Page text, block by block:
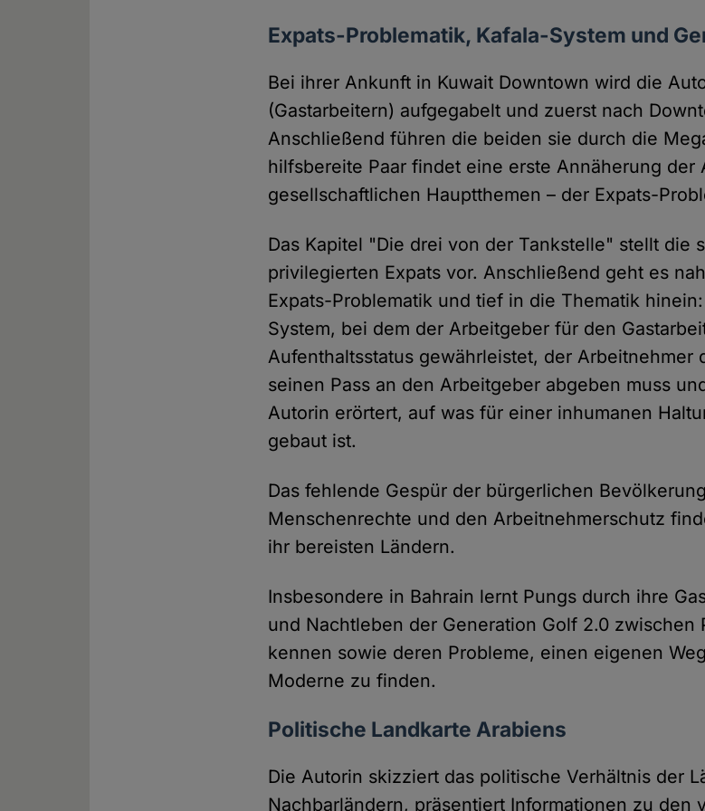
Expats-Problematik, Kafala-System und
Bei ihrer Ankunft in Kuwait Downtown wird die
(Gastarbeitern) aufgegabelt und zuerst nach
Anschließend führen die beiden sie durch die
hilfsbereite Paar findet eine erste Annäherung der
gesellschaftlichen Hauptthemen – der Expats-
Das Kapitel "Die drei von der Tankstelle" stellt die
privilegierten Expats vor. Anschließend geht es
Expats-Problematik und tief in die Thematik
System, bei dem der Arbeitgeber für den
Aufenthaltsstatus gewährleistet, der Arbeitnehmer
seinen Pass an den Arbeitgeber abgeben muss
Autorin erörtert, auf was für einer inhumanen
gebaut ist.
Das fehlende Gespür der bürgerlichen
Menschenrechte und den Arbeitnehmerschutz
ihr bereisten Ländern.
Insbesondere in Bahrain lernt Pungs durch ihre
und Nachtleben der Generation Golf 2.0 zwischen
kennen sowie deren Probleme, einen eigenen
Moderne zu finden.
Politische Landkarte Arabiens
Die Autorin skizziert das politische Verhältnis der
Nachbarländern, präsentiert Informationen zu den